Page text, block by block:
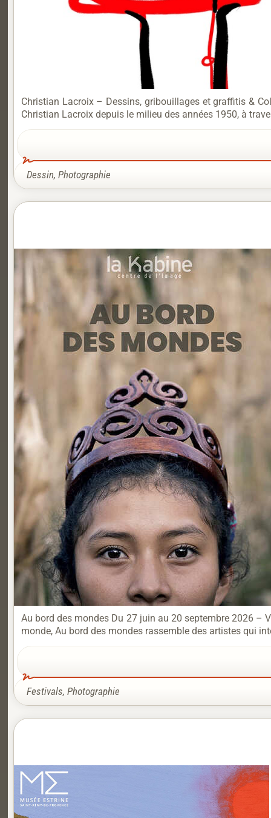
Christian Lacroix – Dessins, gribouillages et graffitis &
Christian Lacroix depuis le milieu des années 1950, à
Dessin, Photographie
Au bord des mondes Du 27 juin au 20 septembre 2026 –
monde, Au bord des mondes rassemble des artistes qui
Festivals, Photographie